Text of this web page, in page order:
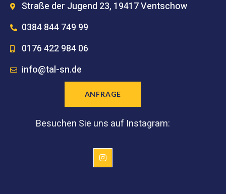
Straße der Jugend 23, 19417 Ventschow
0384 844 749 99
0176 422 984 06
info@tal-sn.de
ANFRAGE
Besuchen Sie uns auf Instagram: